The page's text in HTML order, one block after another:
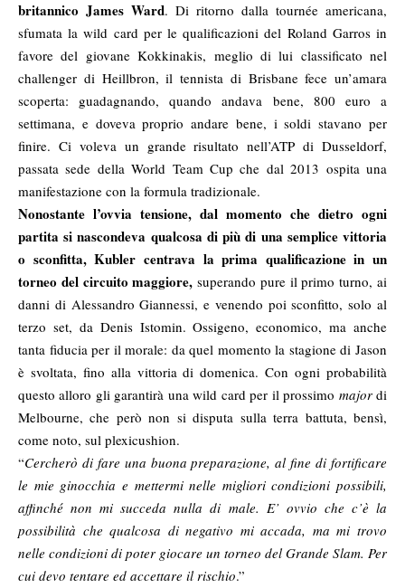
britannico James Ward. Di ritorno dalla tournée americana,
sfumata la wild card per le qualificazioni del Roland Garros in
favore del giovane Kokkinakis, meglio di lui classificato nel
challenger di Heillbron, il tennista di Brisbane fece un’amara
scoperta: guadagnando, quando andava bene, 800 euro a
settimana, e doveva proprio andare bene, i soldi stavano per
finire. Ci voleva un grande risultato nell’ATP di Dusseldorf,
passata sede della World Team Cup che dal 2013 ospita una
manifestazione con la formula tradizionale.
Nonostante l’ovvia tensione, dal momento che dietro ogni
partita si nascondeva qualcosa di più di una semplice vittoria
o sconfitta, Kubler centrava la prima qualificazione in un
torneo del circuito maggiore, superando pure il primo turno, ai
danni di Alessandro Giannessi, e venendo poi sconfitto, solo al
terzo set, da Denis Istomin. Ossigeno, economico, ma anche
tanta fiducia per il morale: da quel momento la stagione di Jason
è svoltata, fino alla vittoria di domenica. Con ogni probabilità
questo alloro gli garantirà una wild card per il prossimo majordi
Melbourne, che però non si disputa sulla terra battuta, bensì,
come noto, sul plexicushion.
“Cercherò di fare una buona preparazione, al fine di fortificare
le mie ginocchia e mettermi nelle migliori condizioni possibili,
affinché non mi succeda nulla di male. E’ ovvio che c’è la
possibilità che qualcosa di negativo mi accada, ma mi trovo
nelle condizioni di poter giocare un torneo del Grande Slam. Per
cui devo tentare ed accettare il rischio.”